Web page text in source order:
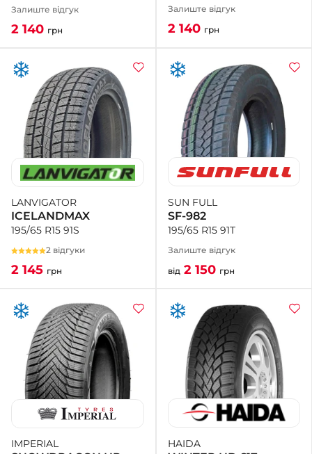
Залиште відгук
2 140 грн
Залиште відгук
2 140 грн
LANVIGATOR
ICELANDMAX
195/65 R15 91S
2 відгуки
2 145 грн
SUN FULL
SF-982
195/65 R15 91T
Залиште відгук
від 2 150 грн
IMPERIAL HAIDA